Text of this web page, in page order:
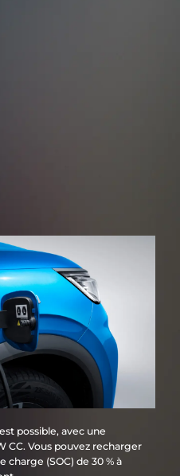
de vie
de vie ultra longue
charge et de décharge.
possible, avec une
CC. Vous pouvez recharger
charge (SOC) de 30 % à